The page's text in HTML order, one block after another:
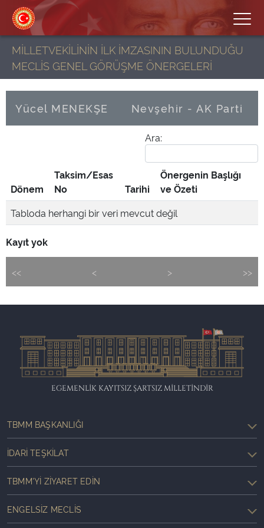
MİLLETVEKİLİNİN İLK İMZASININ BULUNDUĞU
MECLİS GENEL GÖRÜŞME ÖNERGELERİ
Yücel MENEKŞE Nevşehir - AK Parti
Ara:
Dönem
Taksim/Esas
No
Tarihi
Önergenin Başlığı
ve Özeti
Tabloda herhangi bir veri mevcut değil
Kayıt yok
<< < > >>
EGEMENLİK KAYITSIZ ŞARTSIZ MİLLETİNDİR
TBMM BAŞKANLIĞI
İDARI TEŞKILAT
TBMM'YI ZIYARET EDIN
ENGELSIZ MECLIS